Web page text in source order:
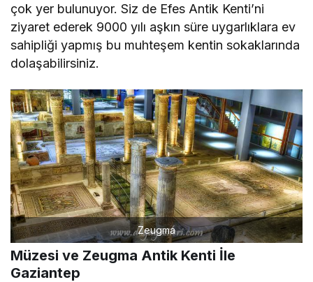
çok yer bulunuyor. Siz de Efes Antik Kenti’ni
ziyaret ederek 9000 yılı aşkın süre uygarlıklara ev
sahipliği yapmış bu muhteşem kentin sokaklarında
dolaşabilirsiniz.
Zeugma
Müzesi ve Zeugma Antik Kenti İle
Gaziantep